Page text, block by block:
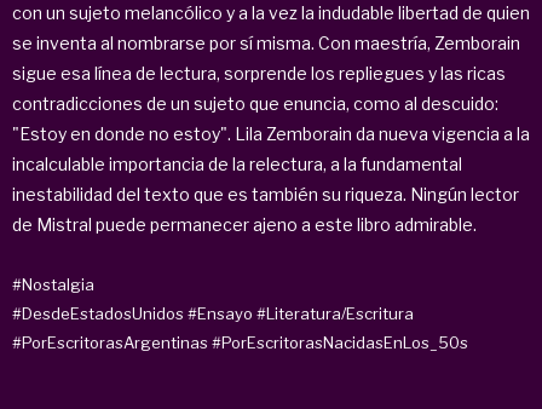
con un sujeto melancólico y a la vez la indudable libertad de quien
se inventa al nombrarse por sí misma. Con maestría, Zemborain
sigue esa línea de lectura, sorprende los repliegues y las ricas
contradicciones de un sujeto que enuncia, como al descuido:
"Estoy en donde no estoy". Lila Zemborain da nueva vigencia a la
incalculable importancia de la relectura, a la fundamental
inestabilidad del texto que es también su riqueza. Ningún lector
de Mistral puede permanecer ajeno a este libro admirable.
#Nostalgia
#DesdeEstadosUnidos #Ensayo #Literatura/Escritura
#PorEscritorasArgentinas #PorEscritorasNacidasEnLos_50s